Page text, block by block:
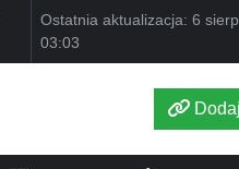
Ostatnia aktualizacja: 6
03:03